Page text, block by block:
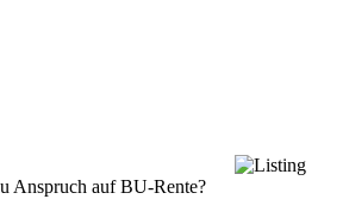
Anspruch auf BU-Rente?